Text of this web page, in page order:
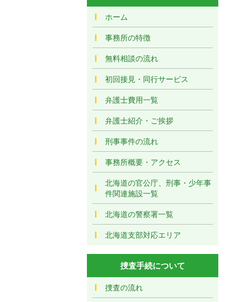
ホーム
事務所の特徴
無料相談の流れ
初回接見・同行サービス
弁護士費用一覧
弁護士紹介・ご挨拶
刑事事件の流れ
事務所概要・アクセス
北海道の官公庁、刑事・少年事
件関連施設一覧
北海道の警察署一覧
北海道支部対応エリア
捜査手続について
捜査の流れ